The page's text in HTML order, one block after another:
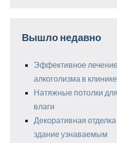
Вышло недавно
Эффективное
алкоголизма в клинике
Натяжные потолки
влаги
Декоративная
здание узнаваемым